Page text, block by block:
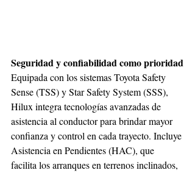
Seguridad y confiabilidad como prioridad
Equipada con los sistemas Toyota Safety
Sense (TSS) y Star Safety System (SSS),
Hilux integra tecnologías avanzadas de
asistencia al conductor para brindar mayor
confianza y control en cada trayecto. Incluye
Asistencia en Pendientes (HAC), que
facilita los arranques en terrenos inclinados,